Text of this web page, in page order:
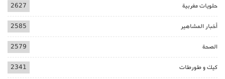
حلويات مغربية 2627
أخبار المشاهير 2585
الصحة 2579
كيك و طورطات 2341